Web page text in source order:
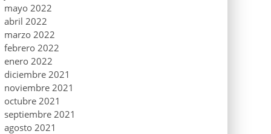
mayo 2022
abril 2022
marzo 2022
febrero 2022
enero 2022
diciembre 2021
noviembre 2021
octubre 2021
septiembre 2021
agosto 2021